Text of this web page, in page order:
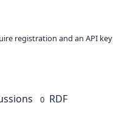
registration and an API
0 RDF